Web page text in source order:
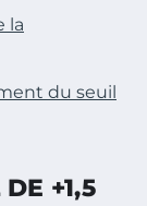
la
du seuil
+1,5